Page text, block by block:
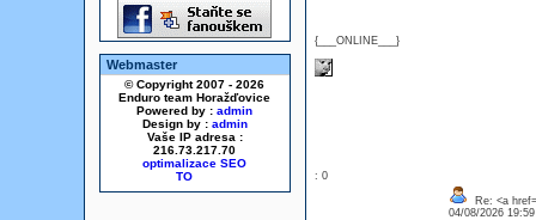
Webmaster
© Copyright 2007 - 2026
Enduro team Horažďovice
Powered by : admin
Design by : admin
Vaše IP adresa :
216.73.217.70
optimalizace SEO
{___ONLINE___}
: 0
Re: <a
04/08/2026